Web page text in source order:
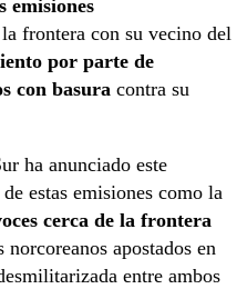
emisiones
frontera con su vecino del
por parte de
con basura contra su
ha anunciado este
estas emisiones como la
cerca de la frontera
apostados en
entre ambos